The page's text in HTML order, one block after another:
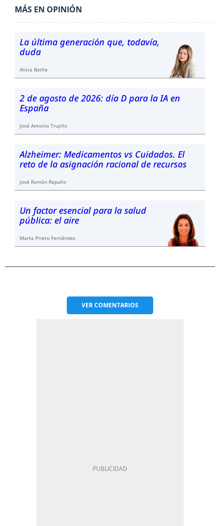
MÁS EN OPINIÓN
La última generación que, todavía,
duda
Alicia Batlle
2 de agosto de 2026: día D para la IA en
España
José Antonio Trujillo
Alzheimer: Medicamentos vs Cuidados. El
reto de la asignación racional de recursos
José Ramón Repullo
Un factor esencial para la salud
pública: el aire
Marta Prieto Fernández
VERCOMENTARIOS